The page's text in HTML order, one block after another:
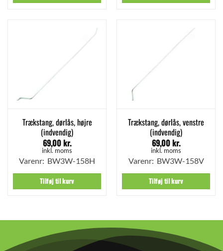
Trækstang, dørlås, højre
(indvendig)
69,00kr.
inkl. moms
Varenr: BW3W-158H
Tilføj til kurv
Trækstang, dørlås, venstre
(indvendig)
69,00kr.
inkl. moms
Varenr: BW3W-158V
Tilføj til kurv